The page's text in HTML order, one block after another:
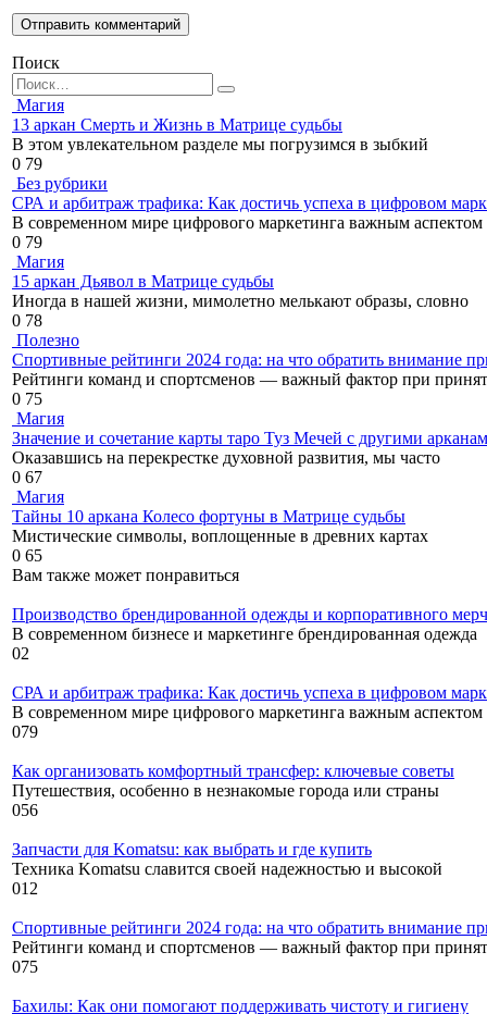
Поиск
Search
for:
Магия
13 аркан Смерть и Жизнь в Матрице судьбы
В этом увлекательном разделе мы погрузимся в зыбкий
0 79
Без рубрики
СРА и арбитраж трафика: Как достичь успеха в цифровом
В современном мире цифрового маркетинга важным аспектом
0 79
Магия
15 аркан Дьявол в Матрице судьбы
Иногда в нашей жизни, мимолетно мелькают образы, словно
0 78
Полезно
Спортивные рейтинги 2024 года: на что обратить внимание
Рейтинги команд и спортсменов — важный фактор при
0 75
Магия
Значение и сочетание карты таро Туз Мечей с другими
Оказавшись на перекрестке духовной развития, мы часто
0 67
Магия
Тайны 10 аркана Колесо фортуны в Матрице судьбы
Мистические символы, воплощенные в древних картах
0 65
Вам также может понравиться
Производство брендированной одежды и корпоративного
В современном бизнесе и маркетинге брендированная одежда
02
СРА и арбитраж трафика: Как достичь успеха в цифровом
В современном мире цифрового маркетинга важным аспектом
079
Как организовать комфортный трансфер: ключевые советы
Путешествия, особенно в незнакомые города или страны
056
Запчасти для Komatsu: как выбрать и где купить
Техника Komatsu славится своей надежностью и высокой
012
Спортивные рейтинги 2024 года: на что обратить внимание
Рейтинги команд и спортсменов — важный фактор при
075
Бахилы: Как они помогают поддерживать чистоту и гигиену